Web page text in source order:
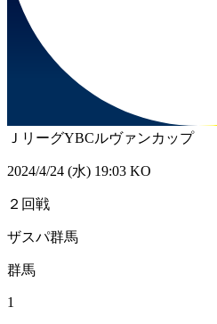
ＪリーグYBCルヴァンカップ
2024/4/24 (水) 19:03 KO
２回戦
ザスパ群馬
群馬
1